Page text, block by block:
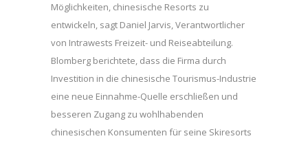
Möglichkeiten, chinesische Resorts zu
entwickeln, sagt Daniel Jarvis, Verantwortlicher
von Intrawests Freizeit- und Reiseabteilung.
Blomberg berichtete, dass die Firma durch
Investition in die chinesische Tourismus-Industrie
eine neue Einnahme-Quelle erschließen und
besseren Zugang zu wohlhabenden
chinesischen Konsumenten für seine Skiresorts